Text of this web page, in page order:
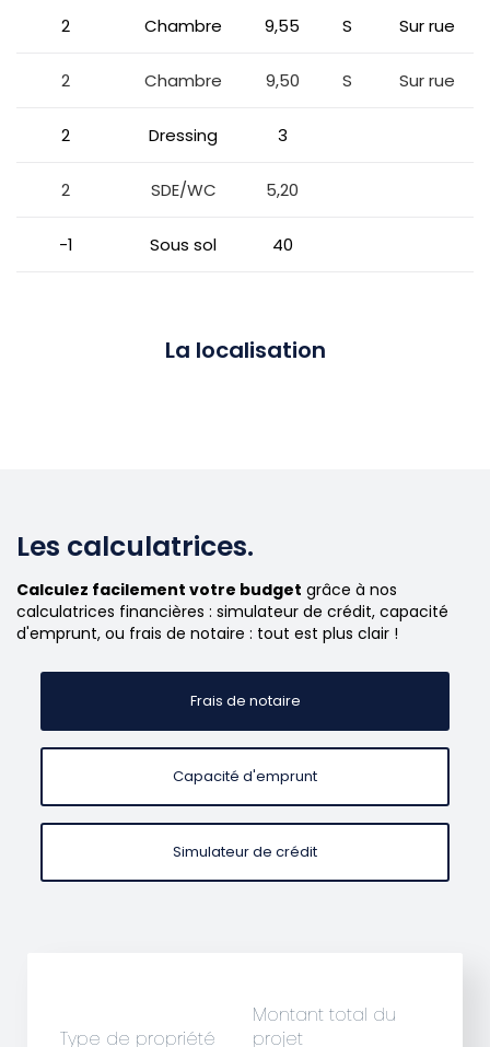
2 Chambre 9,55 S Sur rue
2 Chambre 9,50 S Sur rue
2 Dressing 3
2 SDE/WC 5,20
-1 Sous sol 40
La localisation
Les calculatrices.
Calculez facilement votre budget grâce à nos
calculatrices financières : simulateur de crédit, capacité
d'emprunt, ou frais de notaire : tout est plus clair !
Frais de notaire
Capacité d'emprunt
Simulateur de crédit